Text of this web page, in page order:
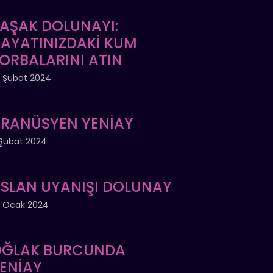
DOLUNAYI:
KUM
ATIN
Şubat 2024
YENİAY
2024
UYANIŞI DOLUNAY
Ocak 2024
BURCUNDA